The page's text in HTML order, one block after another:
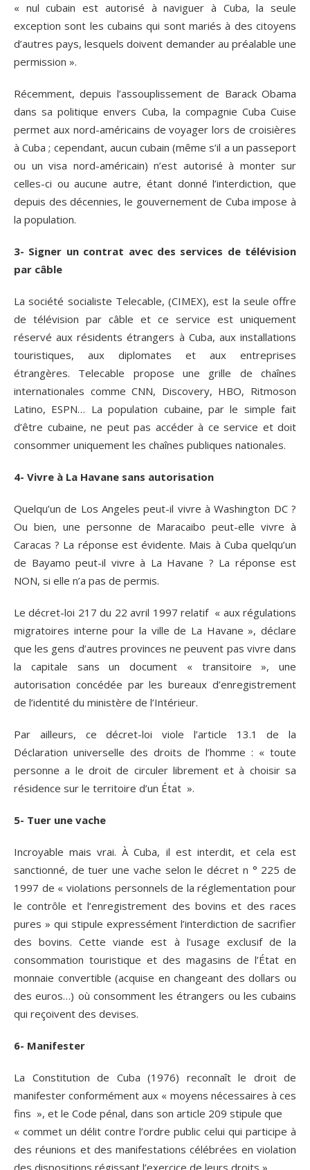
« nul cubain est autorisé à naviguer à Cuba, la seule
exception sont les cubains qui sont mariés à des citoyens
d’autres pays, lesquels doivent demander au préalable une
permission ».
Récemment, depuis l’assouplissement de Barack Obama
dans sa politique envers Cuba, la compagnie Cuba Cuise
permet aux nord-américains de voyager lors de croisières
à Cuba ; cependant, aucun cubain (même s’il a un passeport
ou un visa nord-américain) n’est autorisé à monter sur
celles-ci ou aucune autre, étant donné l’interdiction, que
depuis des décennies, le gouvernement de Cuba impose à
la population.
3- Signer un contrat avec des services de télévision
par câble
La société socialiste Telecable, (CIMEX), est la seule offre
de télévision par câble et ce service est uniquement
réservé aux résidents étrangers à Cuba, aux installations
touristiques, aux diplomates et aux entreprises
étrangères. Telecable propose une grille de chaînes
internationales comme CNN, Discovery, HBO, Ritmoson
Latino, ESPN… La population cubaine, par le simple fait
d’être cubaine, ne peut pas accéder à ce service et doit
consommer uniquement les chaînes publiques nationales.
4- Vivre à La Havane sans autorisation
Quelqu’un de Los Angeles peut-il vivre à Washington DC ?
Ou bien, une personne de Maracaibo peut-elle vivre à
Caracas ? La réponse est évidente. Mais à Cuba quelqu’un
de Bayamo peut-il vivre à La Havane ? La réponse est
NON, si elle n’a pas de permis.
Le décret-loi 217 du 22 avril 1997 relatif « aux régulations
migratoires interne pour la ville de La Havane », déclare
que les gens d’autres provinces ne peuvent pas vivre dans
la capitale sans un document « transitoire », une
autorisation concédée par les bureaux d’enregistrement
de l’identité du ministère de l’Intérieur.
Par ailleurs, ce décret-loi viole l’article 13.1 de la
Déclaration universelle des droits de l’homme : « toute
personne a le droit de circuler librement et à choisir sa
résidence sur le territoire d’un État ».
5- Tuer une vache
Incroyable mais vrai. À Cuba, il est interdit, et cela est
sanctionné, de tuer une vache selon le décret n ° 225 de
1997 de « violations personnels de la réglementation pour
le contrôle et l’enregistrement des bovins et des races
pures » qui stipule expressément l’interdiction de sacrifier
des bovins. Cette viande est à l’usage exclusif de la
consommation touristique et des magasins de l’État en
monnaie convertible (acquise en changeant des dollars ou
des euros…) où consomment les étrangers ou les cubains
qui reçoivent des devises.
6- Manifester
La Constitution de Cuba (1976) reconnaît le droit de
manifester conformément aux « moyens nécessaires à ces
fins », et le Code pénal, dans son article 209 stipule que
« commet un délit contre l’ordre public celui qui participe à
des réunions et des manifestations célébrées en violation